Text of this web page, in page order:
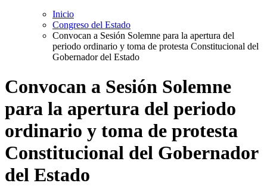
Inicio
Congreso del Estado
Convocan a Sesión Solemne para la apertura del
periodo ordinario y toma de protesta Constitucional del
Gobernador del Estado
Convocan a Sesión Solemne
para la apertura del periodo
ordinario y toma de protesta
Constitucional del Gobernador
del Estado